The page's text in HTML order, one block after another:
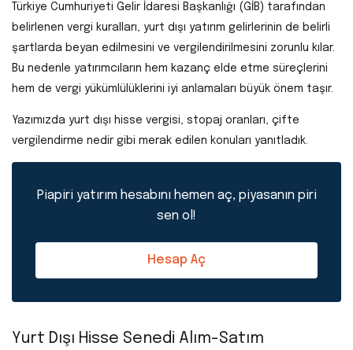
Türkiye Cumhuriyeti Gelir İdaresi Başkanlığı (GİB) tarafından
belirlenen vergi kuralları, yurt dışı yatırım gelirlerinin de belirli
şartlarda beyan edilmesini ve vergilendirilmesini zorunlu kılar.
Bu nedenle yatırımcıların hem kazanç elde etme süreçlerini
hem de vergi yükümlülüklerini iyi anlamaları büyük önem taşır.
Yazımızda yurt dışı hisse vergisi, stopaj oranları, çifte
vergilendirme nedir gibi merak edilen konuları yanıtladık.
Piapiri yatırım hesabını hemen aç, piyasanın piri
sen ol!
Hesap Aç
Yurt Dışı Hisse Senedi Alım-Satım